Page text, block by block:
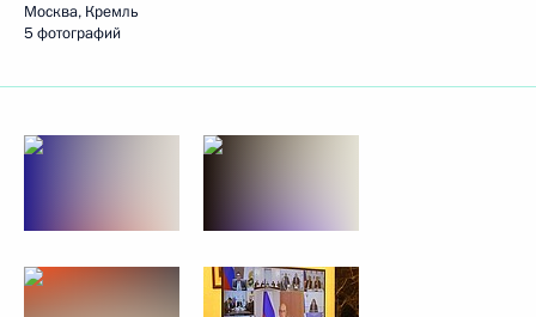
Москва, Кремль
5 фотографий